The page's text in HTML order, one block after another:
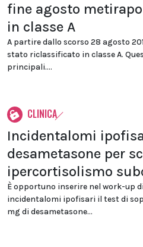
fine agosto
in classe A
A partire dallo scorso 28 agosto
stato riclassificato in classe A.
principali....
CLINICA
Incidentalomi
desametasone per
ipercortisolismo
È opportuno inserire nel work-up
incidentalomi ipofisari il test di
mg di desametasone...